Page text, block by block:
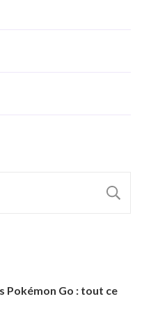
Pokémon Go : tout ce